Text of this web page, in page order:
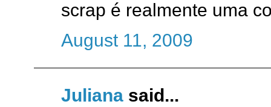
scrap é realmente uma
August 11, 2009
Juliana said...